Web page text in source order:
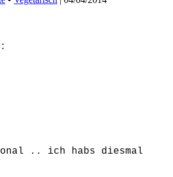
.. ich habs diesmal